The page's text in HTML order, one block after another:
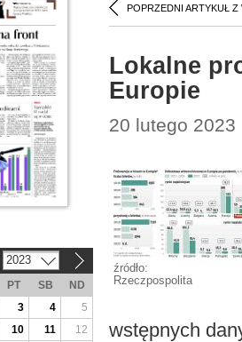
POPRZEDNI ARTYKUŁ Z
Lokalne
Europie
20 lutego
źródło:
Rzeczpospolita
wstępnych
2023
PT SB
ND
3 4
5
10 11
12